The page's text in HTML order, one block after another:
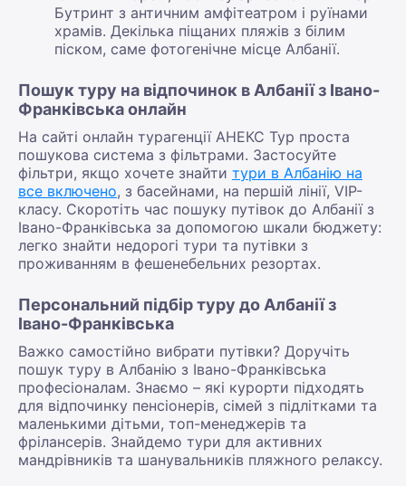
Бутринт з античним амфітеатром і руїнами
храмів. Декілька піщаних пляжів з білим
піском, саме фотогенічне місце Албанії.
Пошук туру на відпочинок в Албанії з Івано-
Франківська онлайн
На сайті онлайн турагенції АНЕКС Тур проста
пошукова система з фільтрами. Застосуйте
фільтри, якщо хочете знайти тури в Албанію на
все включено, з басейнами, на першій лінії, VIP-
класу. Скоротіть час пошуку путівок до Албанії з
Івано-Франківська за допомогою шкали бюджету:
легко знайти недорогі тури та путівки з
проживанням в фешенебельних резортах.
Персональний підбір туру до Албанії з
Івано-Франківська
Важко самостійно вибрати путівки? Доручіть
пошук туру в Албанію з Івано-Франківська
професіоналам. Знаємо – які курорти підходять
для відпочинку пенсіонерів, сімей з підлітками та
маленькими дітьми, топ-менеджерів та
фрілансерів. Знайдемо тури для активних
мандрівників та шанувальників пляжного релаксу.